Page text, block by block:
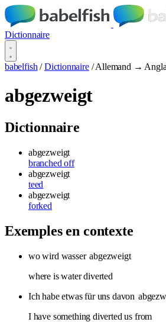
Dictionnaire
babelfish / Dictionnaire / Allemand →
abgezweigt
Dictionnaire
abgezweigt
branched off
abgezweigt
teed
abgezweigt
forked
Exemples en contexte
wo wird wasser abgezweigt
where is water diverted
Ich habe etwas für uns davon
I have something diverted us from